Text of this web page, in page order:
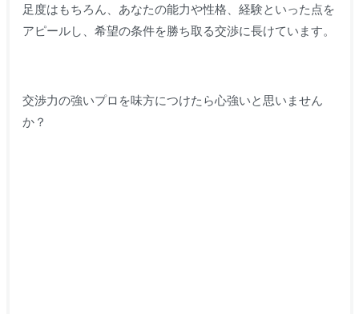
足度はもちろん、あなたの能力や性格、経験といった点を
アピールし、希望の条件を勝ち取る交渉に長けています。
交渉力の強いプロを味方につけたら心強いと思いません
か？